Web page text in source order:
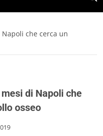
che cerca un
di Napoli che
osseo